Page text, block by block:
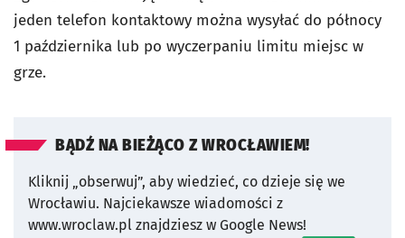
jeden telefon kontaktowy można wysyłać do północy
1 października lub po wyczerpaniu limitu miejsc w
grze.
BĄDŹ NA BIEŻĄCO Z WROCŁAWIEM!
Kliknij „obserwuj”, aby wiedzieć, co dzieje się we
Wrocławiu. Najciekawsze wiadomości z
www.wroclaw.pl znajdziesz w Google News!